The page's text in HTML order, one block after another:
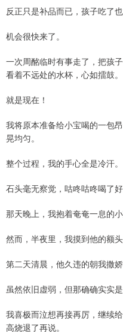
反正只是补品而已，孩子吃了
机会很快来了。
一次周酩临时有事走了，把孩
看着不远处的水杯，心如擂鼓。
就是现在！
我将原本准备给小宝喝的一包
晃均匀。
整个过程，我的手心全是冷汗。
石头毫无察觉，咕咚咕咚喝了好
那天晚上，我抱着奄奄一息的
然而，半夜里，我摸到他的额
第二天清晨，他久违的朝我撒娇
虽然依旧虚弱，但那确确实实
我喜极而泣想再接再厉，继续
高烧退了再说。